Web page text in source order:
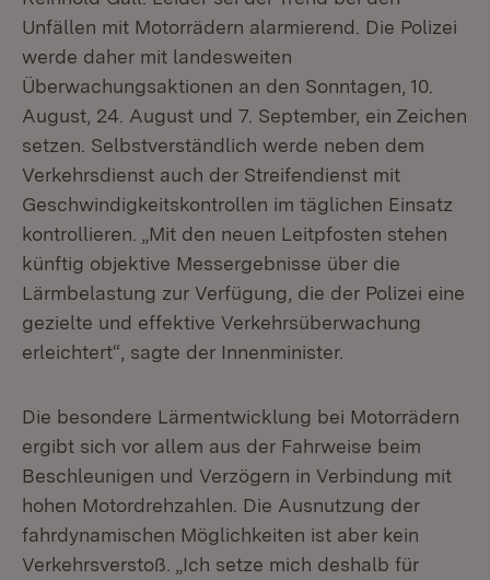
Unfällen mit Motorrädern alarmierend. Die Polizei
werde daher mit landesweiten
Überwachungsaktionen an den Sonntagen, 10.
August, 24. August und 7. September, ein Zeichen
setzen. Selbstverständlich werde neben dem
Verkehrsdienst auch der Streifendienst mit
Geschwindigkeitskontrollen im täglichen Einsatz
kontrollieren. „Mit den neuen Leitpfosten stehen
künftig objektive Messergebnisse über die
Lärmbelastung zur Verfügung, die der Polizei eine
gezielte und effektive Verkehrsüberwachung
erleichtert“, sagte der Innenminister.
Die besondere Lärmentwicklung bei Motorrädern
ergibt sich vor allem aus der Fahrweise beim
Beschleunigen und Verzögern in Verbindung mit
hohen Motordrehzahlen. Die Ausnutzung der
fahrdynamischen Möglichkeiten ist aber kein
Verkehrsverstoß. „Ich setze mich deshalb für